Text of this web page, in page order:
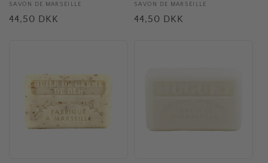
Forhandler:
SAVON DE MARSEILLE
Normalpris
44,50 DKK
Forhandler:
SAVON DE MARSEILLE
Normalpris
44,50 DKK